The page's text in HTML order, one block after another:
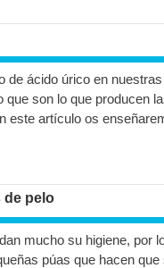
de ácido úrico en
son lo que producen
este artículo os
de pelo
mucho su higiene, por
púas que hacen que